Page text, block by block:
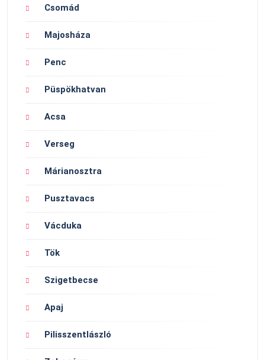
Csomád
Majosháza
Penc
Püspökhatvan
Acsa
Verseg
Márianosztra
Pusztavacs
Vácduka
Tök
Szigetbecse
Apaj
Pilisszentlászló